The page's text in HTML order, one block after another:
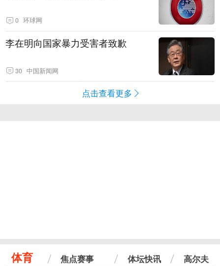
0 环球网
李在明向国家暴力受害者致歉
30 中国新闻网
点击查看更多
体育 焦点赛事 体坛快讯 高尔夫